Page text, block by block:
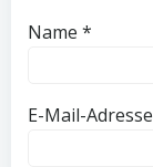
Name *
E-Mail-Adresse